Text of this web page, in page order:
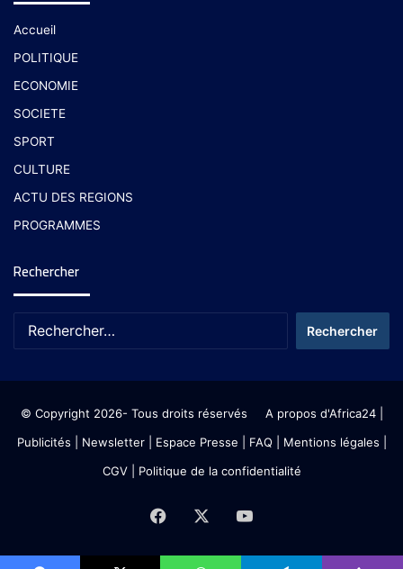
Accueil
POLITIQUE
ECONOMIE
SOCIETE
SPORT
CULTURE
ACTU DES REGIONS
PROGRAMMES
Rechercher
© Copyright 2026- Tous droits réservés A propos d'Africa24|
Publicités
Newsletter| Espace Presse | FAQ | Mentions légales
CGV| Politique de la confidentialité